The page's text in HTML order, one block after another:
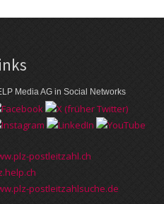
Media AG in Social Networks
postleitzahl.ch
postleitzahlsuche.de